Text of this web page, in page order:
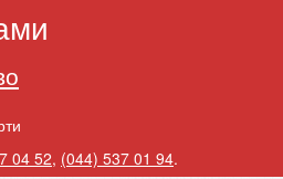
04 52, (044) 537 01 94.